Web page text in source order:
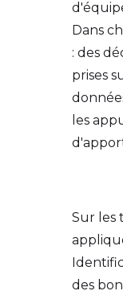
Dans
: des
prises
les
Sur les
des